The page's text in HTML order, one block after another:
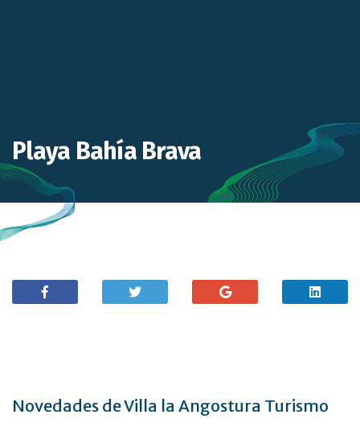
Playa Bahía Brava
Novedades de Villa la Angostura Turismo